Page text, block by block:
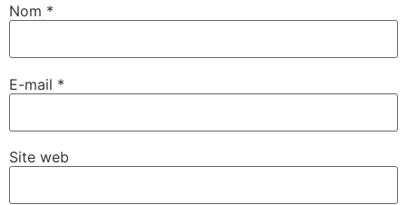
Nom *
E-mail *
Site web